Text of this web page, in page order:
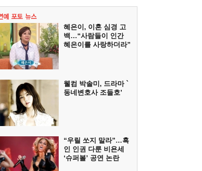
혜은이, 이혼 심경 고
백…“사람들이 인간
혜은이를 사랑하더라”
웰컴 박솔미, 드라마 `
동네변호사 조들호’
“우릴 쏘지 말라”…흑
인 인권 다룬 비욘세
‘슈퍼볼’ 공연 논란